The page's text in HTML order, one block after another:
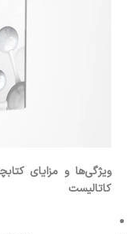
ویژگی‌ها و مزایای
کاتالیست